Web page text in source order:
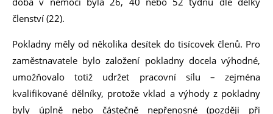
členství (22).
Pokladny měly od několika desítek do tisícovek členů. Pro
zaměstnavatele bylo založení pokladny docela výhodné,
umožňovalo totiž udržet pracovní sílu – zejména
kvalifikované dělníky, protože vklad a výhody z pokladny
byly úplně nebo částečně nepřenosné (později při